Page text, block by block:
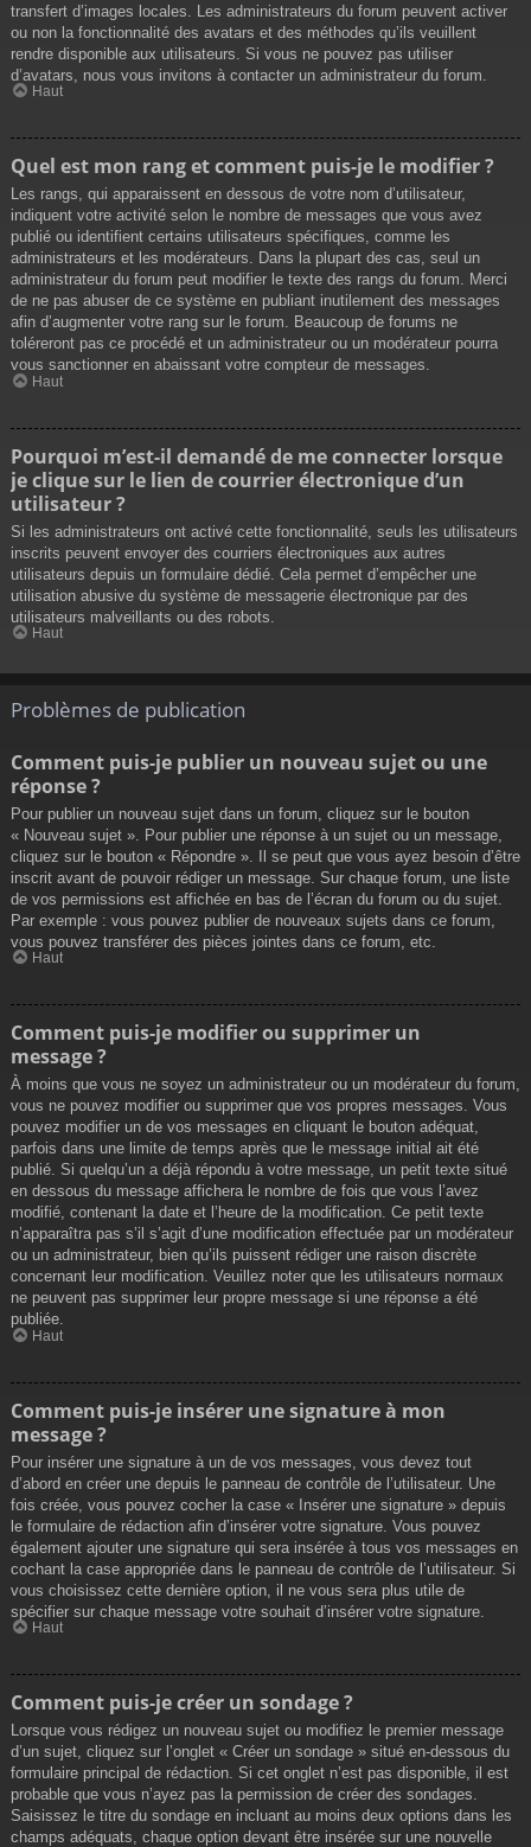
transfert d’images locales. Les administrateurs du forum peuvent activer
ou non la fonctionnalité des avatars et des méthodes qu’ils veuillent
rendre disponible aux utilisateurs. Si vous ne pouvez pas utiliser
d’avatars, nous vous invitons à contacter un administrateur du forum.
Haut
Quel est mon rang et comment puis-je le modifier ?
Les rangs, qui apparaissent en dessous de votre nom d’utilisateur,
indiquent votre activité selon le nombre de messages que vous avez
publié ou identifient certains utilisateurs spécifiques, comme les
administrateurs et les modérateurs. Dans la plupart des cas, seul un
administrateur du forum peut modifier le texte des rangs du forum. Merci
de ne pas abuser de ce système en publiant inutilement des messages
afin d’augmenter votre rang sur le forum. Beaucoup de forums ne
toléreront pas ce procédé et un administrateur ou un modérateur pourra
vous sanctionner en abaissant votre compteur de messages.
Haut
Pourquoi m’est-il demandé de me connecter lorsque
je clique sur le lien de courrier électronique d’un
utilisateur ?
Si les administrateurs ont activé cette fonctionnalité, seuls les utilisateurs
inscrits peuvent envoyer des courriers électroniques aux autres
utilisateurs depuis un formulaire dédié. Cela permet d’empêcher une
utilisation abusive du système de messagerie électronique par des
utilisateurs malveillants ou des robots.
Haut
Problèmes de publication
Comment puis-je publier un nouveau sujet ou une
réponse ?
Pour publier un nouveau sujet dans un forum, cliquez sur le bouton
« Nouveau sujet ». Pour publier une réponse à un sujet ou un message,
cliquez sur le bouton « Répondre ». Il se peut que vous ayez besoin d’être
inscrit avant de pouvoir rédiger un message. Sur chaque forum, une liste
de vos permissions est affichée en bas de l’écran du forum ou du sujet.
Par exemple : vous pouvez publier de nouveaux sujets dans ce forum,
vous pouvez transférer des pièces jointes dans ce forum, etc.
Haut
Comment puis-je modifier ou supprimer un
message ?
À moins que vous ne soyez un administrateur ou un modérateur du forum,
vous ne pouvez modifier ou supprimer que vos propres messages. Vous
pouvez modifier un de vos messages en cliquant le bouton adéquat,
parfois dans une limite de temps après que le message initial ait été
publié. Si quelqu’un a déjà répondu à votre message, un petit texte situé
en dessous du message affichera le nombre de fois que vous l’avez
modifié, contenant la date et l’heure de la modification. Ce petit texte
n’apparaîtra pas s’il s’agit d’une modification effectuée par un modérateur
ou un administrateur, bien qu’ils puissent rédiger une raison discrète
concernant leur modification. Veuillez noter que les utilisateurs normaux
ne peuvent pas supprimer leur propre message si une réponse a été
publiée.
Haut
Comment puis-je insérer une signature à mon
message ?
Pour insérer une signature à un de vos messages, vous devez tout
d’abord en créer une depuis le panneau de contrôle de l’utilisateur. Une
fois créée, vous pouvez cocher la case « Insérer une signature » depuis
le formulaire de rédaction afin d’insérer votre signature. Vous pouvez
également ajouter une signature qui sera insérée à tous vos messages en
cochant la case appropriée dans le panneau de contrôle de l’utilisateur. Si
vous choisissez cette dernière option, il ne vous sera plus utile de
spécifier sur chaque message votre souhait d’insérer votre signature.
Haut
Comment puis-je créer un sondage ?
Lorsque vous rédigez un nouveau sujet ou modifiez le premier message
d’un sujet, cliquez sur l’onglet « Créer un sondage » situé en-dessous du
formulaire principal de rédaction. Si cet onglet n’est pas disponible, il est
probable que vous n’ayez pas la permission de créer des sondages.
Saisissez le titre du sondage en incluant au moins deux options dans les
champs adéquats, chaque option devant être insérée sur une nouvelle